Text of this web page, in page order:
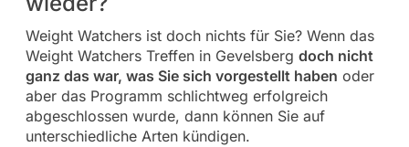
Weight Watchers ist doch nichts für Sie? Wenn das
Weight Watchers Treffen in Gevelsberg doch nicht
ganz das war, was Sie sich vorgestellt haben oder
aber das Programm schlichtweg erfolgreich
abgeschlossen wurde, dann können Sie auf
unterschiedliche Arten kündigen.